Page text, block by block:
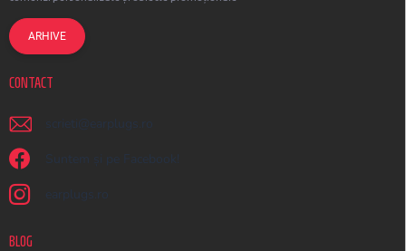
ARHIVE
CONTACT
scrieti @ earplugs.ro
Suntem și pe Facebook!
earplugs.ro
BLOG